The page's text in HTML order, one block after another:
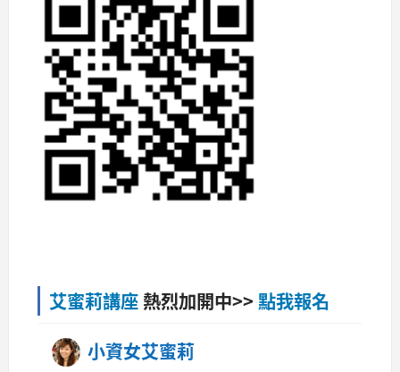
艾蜜莉講座 熱烈加開中>> 點我報名
小資女艾蜜莉